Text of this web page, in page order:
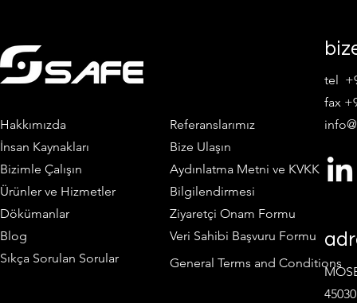
Hakkımızda
İnsan Kaynakları
Bizimle Çalışın
Ürünler ve Hizmetler
Dökümanlar
Blog
Sıkça Sorulan Sorular
Referanslarımız
Bize Ulaşın
Aydınlatma Metni ve KVKK
Bilgilendirmesi
Ziyaretçi Onam Formu
Veri Sahibi Başvuru Formu
General Terms and Conditions
tel
fax